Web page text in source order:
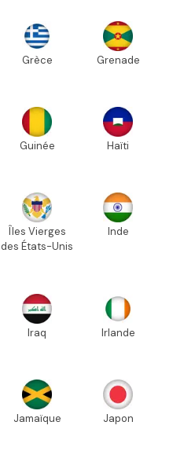
Grèce Grenade
Guinée Haïti
Îles Vierges
des États-Unis
Inde
Iraq Irlande
Jamaïque Japon